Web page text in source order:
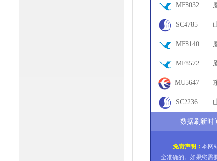
73 MF8032
18 SC4785
72 MF8140
18 MF8572
02 MU5647
70 SC2236
数据刷新时
免责声明： 本网
全准确的。如果您需